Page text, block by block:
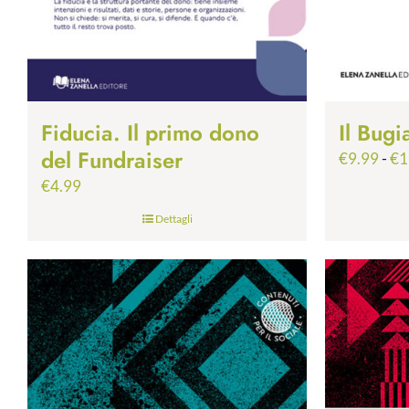
Fiducia. Il primo dono
del Fundraiser
€4.99
Dettagli
Il
€9.99-€